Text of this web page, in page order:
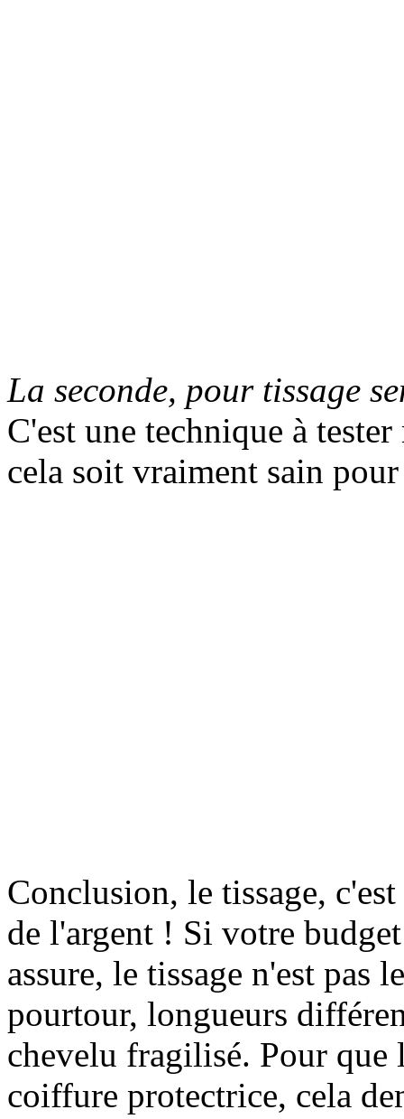
La seconde, pour tissage
C'est une technique à
cela soit vraiment sain
Conclusion, le tissage,
de l'argent ! Si votre
assure, le tissage n'est pas
pourtour, longueurs
chevelu fragilisé. Pour que
coiffure protectrice, cela